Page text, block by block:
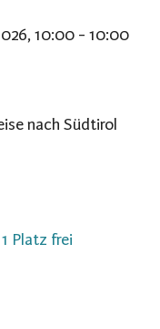
10:00 - 10:00
nach Südtirol
Platz frei